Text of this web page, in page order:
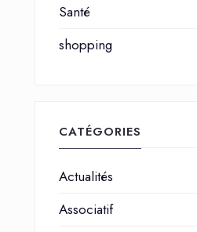
Santé
shopping
CATÉGORIES
Actualités
Associatif